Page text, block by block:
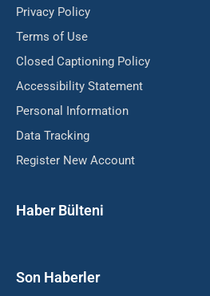
Privacy Policy
Terms of Use
Closed Captioning Policy
Accessibility Statement
Personal Information
Data Tracking
Register New Account
Haber Bülteni
Son Haberler